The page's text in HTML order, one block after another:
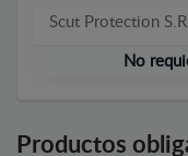
Scut Protection
No
Productos